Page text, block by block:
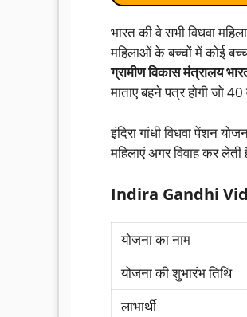
भारत की वे सभी विधवा
महिलाओं के बच्चों में कोई
ग्रामीण विकास मंत्रालय
माताए बहने पत्र होगी जो
इंदिरा गांधी विधवा पेंशन
महिलाएं अगर विवाह कर
Indira Gandhi
योजना का नाम
योजना की शुभारंभ तिथि
लाभार्थी